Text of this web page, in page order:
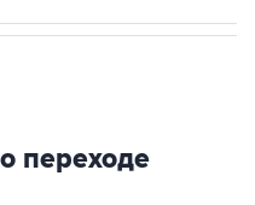
переходе